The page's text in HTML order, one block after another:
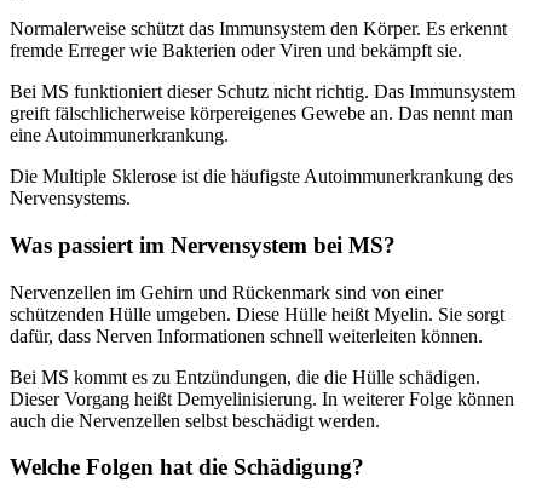
Normalerweise schützt das Immunsystem den Körper. Es erkennt
fremde Erreger wie Bakterien oder Viren und bekämpft sie.
Bei MS funktioniert dieser Schutz nicht richtig. Das Immunsystem
greift fälschlicherweise körpereigenes Gewebe an. Das nennt man
eine Autoimmunerkrankung.
Die Multiple Sklerose ist die häufigste Autoimmunerkrankung des
Nervensystems.
Was passiert im Nervensystem bei MS?
Nervenzellen im Gehirn und Rückenmark sind von einer
schützenden Hülle umgeben. Diese Hülle heißt Myelin. Sie sorgt
dafür, dass Nerven Informationen schnell weiterleiten können.
Bei MS kommt es zu Entzündungen, die die Hülle schädigen.
Dieser Vorgang heißt Demyelinisierung. In weiterer Folge können
auch die Nervenzellen selbst beschädigt werden.
Welche Folgen hat die Schädigung?